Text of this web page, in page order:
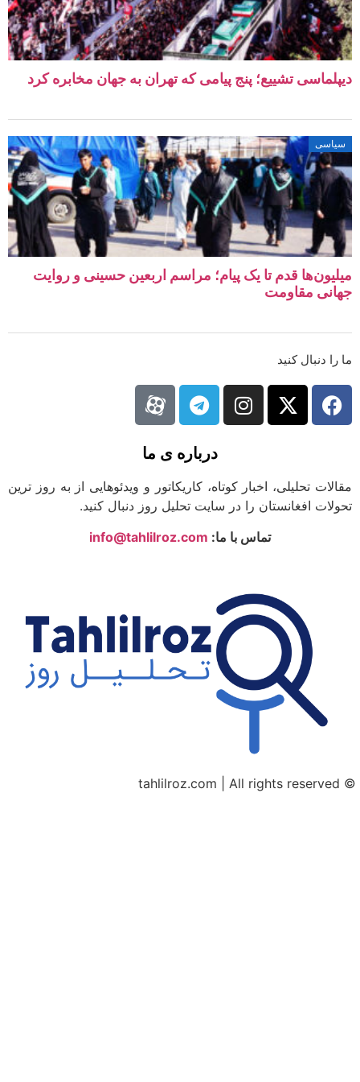
تشییع؛ پنج پیامی که تهران به جهان مخابره کرد
قدم تا یک پیام؛ مراسم اربعین حسینی و روایت
مقاومت
دنبال کنید
درباره ی ما
تحلیلی، اخبار کوتاه، کاریکاتور و ویدئوهایی از به روز ترین
افغانستان را در سایت تحلیل روز دنبال کنید.
تماس با ما:info@tahlilroz.com